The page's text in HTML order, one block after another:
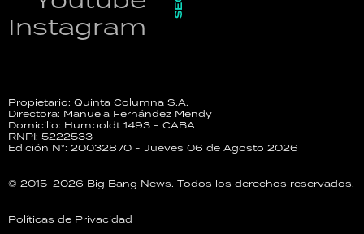
Instagram
Propietario: Quinta Columna S.A.
Directora: Manuela Fernández Mendy
Domicilio: Humboldt 1493 - CABA
RNPI: 5222533
Edición N°: 20032870 - Jueves 06 de Agosto 2026
© 2015-2026 Big Bang News. Todos los derechos reservados.
Políticas de Privacidad